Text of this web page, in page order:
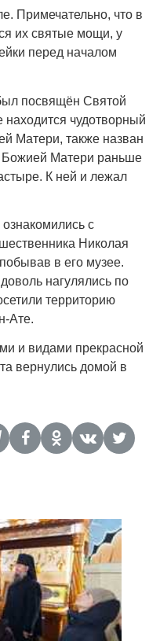
Примечательно, что в
их святые мощи, у
перед началом
посвящён Святой
находится чудотворный
Матери, также назван
Божией Матери раньше
К ней и лежал
с
Николая
в его музее.
нагулялись по
территорию
Ате.
и видами прекрасной
вернулись домой в